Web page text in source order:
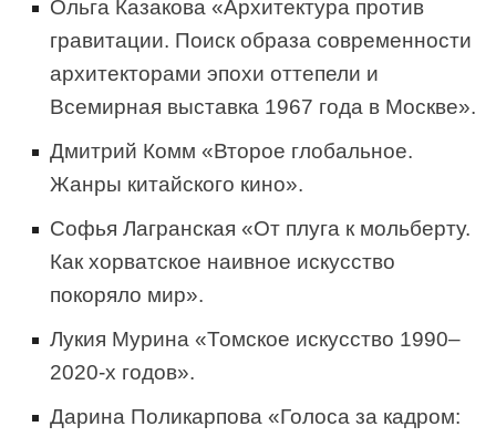
Ольга Казакова «Архитектура против
гравитации. Поиск образа современности
архитекторами эпохи оттепели и
Всемирная выставка 1967 года в Москве».
Дмитрий Комм «Второе глобальное.
Жанры китайского кино».
Софья Лагранская «От плуга к мольберту.
Как хорватское наивное искусство
покоряло мир».
Лукия Мурина «Томское искусство 1990–
2020-х годов».
Дарина Поликарпова «Голоса за кадром: